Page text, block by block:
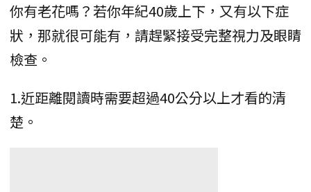
你有老花嗎？若你年紀40歲上下，又有以下症
狀，那就很可能有，請趕緊接受完整視力及眼睛
檢查。
1.近距離閱讀時需要超過40公分以上才看的清
楚。